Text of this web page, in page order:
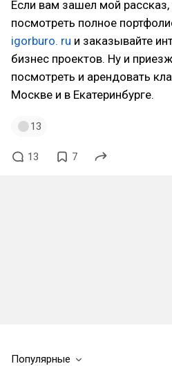
Если вам зашел мой рассказ,
посмотреть полное
igorburo. ru и заказывайте
бизнес проектов. Ну и
посмотреть и арендовать
Москве и в Екатеринбурге.
13
13 7
Популярные